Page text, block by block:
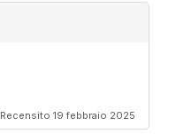
Recensito 19 febbraio 2025